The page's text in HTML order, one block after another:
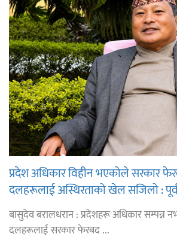
प्रदेश अधिकार विहीन भएकोले सरकार
दलहरूलाई अस्थिरताको खेल सजिलो :
तुम्बाहाङ
बासुदेव बरालधरान : प्रदेशहरू अधिकार सम्पन्न
दलहरूलाई सरकार फेरबद ...